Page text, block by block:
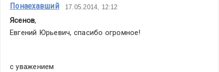
Понаехавший 17.05.2014, 12:12
Ясенов,
Евгений Юрьевич, спасибо огромное!
с уважением